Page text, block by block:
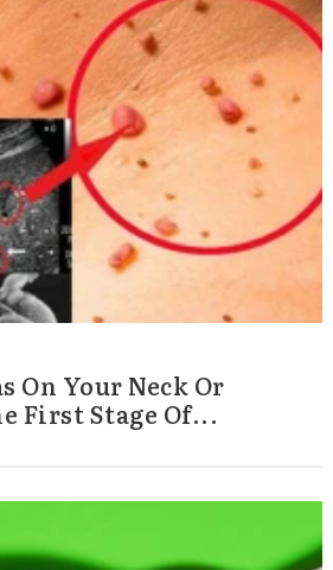
On Your Neck Or
First Stage Of...